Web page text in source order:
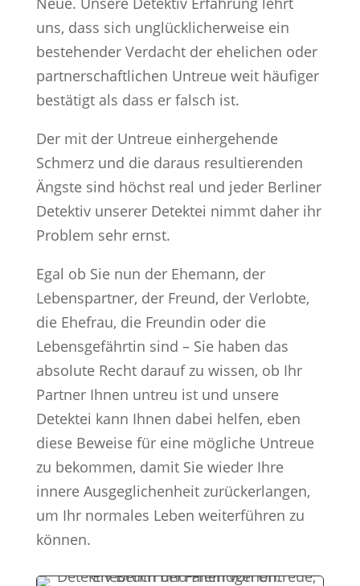
uns, dass sich unglücklicherweise ein
bestehender Verdacht der ehelichen oder
partnerschaftlichen Untreue weit häufiger
bestätigt als dass er falsch ist.
Der mit der Untreue einhergehende
Schmerz und die daraus resultierenden
Ängste sind höchst real und jeder Berliner
Detektiv unserer Detektei nimmt daher ihr
Problem sehr ernst.
Egal ob Sie nun der Ehemann, der
Lebenspartner, der Freund, der Verlobte,
die Ehefrau, die Freundin oder die
Lebensgefährtin sind – Sie haben das
absolute Recht darauf zu wissen, ob Ihr
Partner Ihnen untreu ist und unsere
Detektei kann Ihnen dabei helfen, eben
diese Beweise für eine mögliche Untreue
zu bekommen, damit Sie wieder Ihre
innere Ausgeglichenheit zurückerlangen,
um Ihr normales Leben weiterführen zu
können.